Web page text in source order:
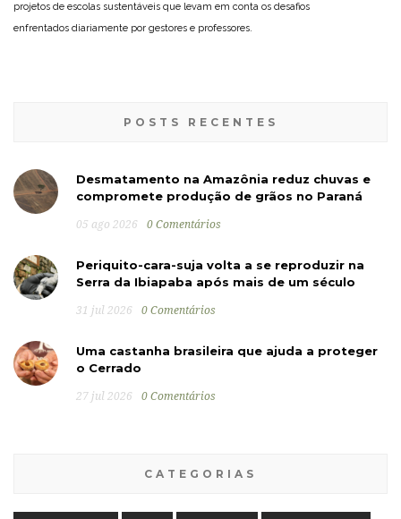
projetos de escolas sustentáveis que levam em conta os desafios
enfrentados diariamente por gestores e professores.
POSTS RECENTES
Desmatamento na Amazônia reduz chuvas e
compromete produção de grãos no Paraná
05 ago 2026 0 Comentários
Periquito-cara-suja volta a se reproduzir na
Serra da Ibiapaba após mais de um século
31 jul 2026 0 Comentários
Uma castanha brasileira que ajuda a proteger
o Cerrado
27 jul 2026 0 Comentários
CATEGORIAS